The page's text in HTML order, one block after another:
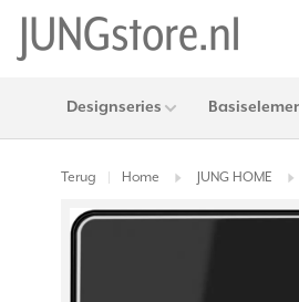
Designseries
Terug Home JUNG HOME